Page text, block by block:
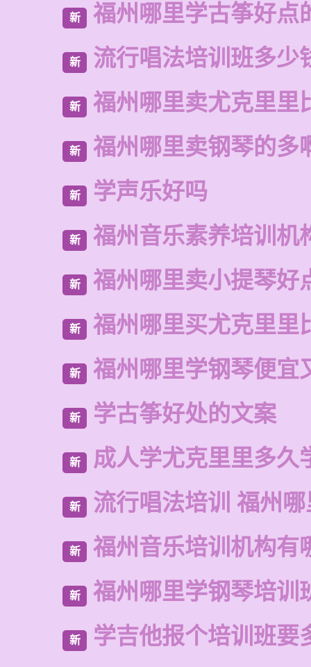
新 福州哪里学古筝好点
新 流行唱法培训班多少
新 福州哪里卖尤克里里
新 福州哪里卖钢琴的多
新 学声乐好吗
新 福州音乐素养培训机
新 福州哪里卖小提琴好
新 福州哪里买尤克里里
新 福州哪里学钢琴便宜
新 学古筝好处的文案
新 成人学尤克里里多久
新 流行唱法培训 福州
新 福州音乐培训机构有
新 福州哪里学钢琴培训
新 学吉他报个培训班要